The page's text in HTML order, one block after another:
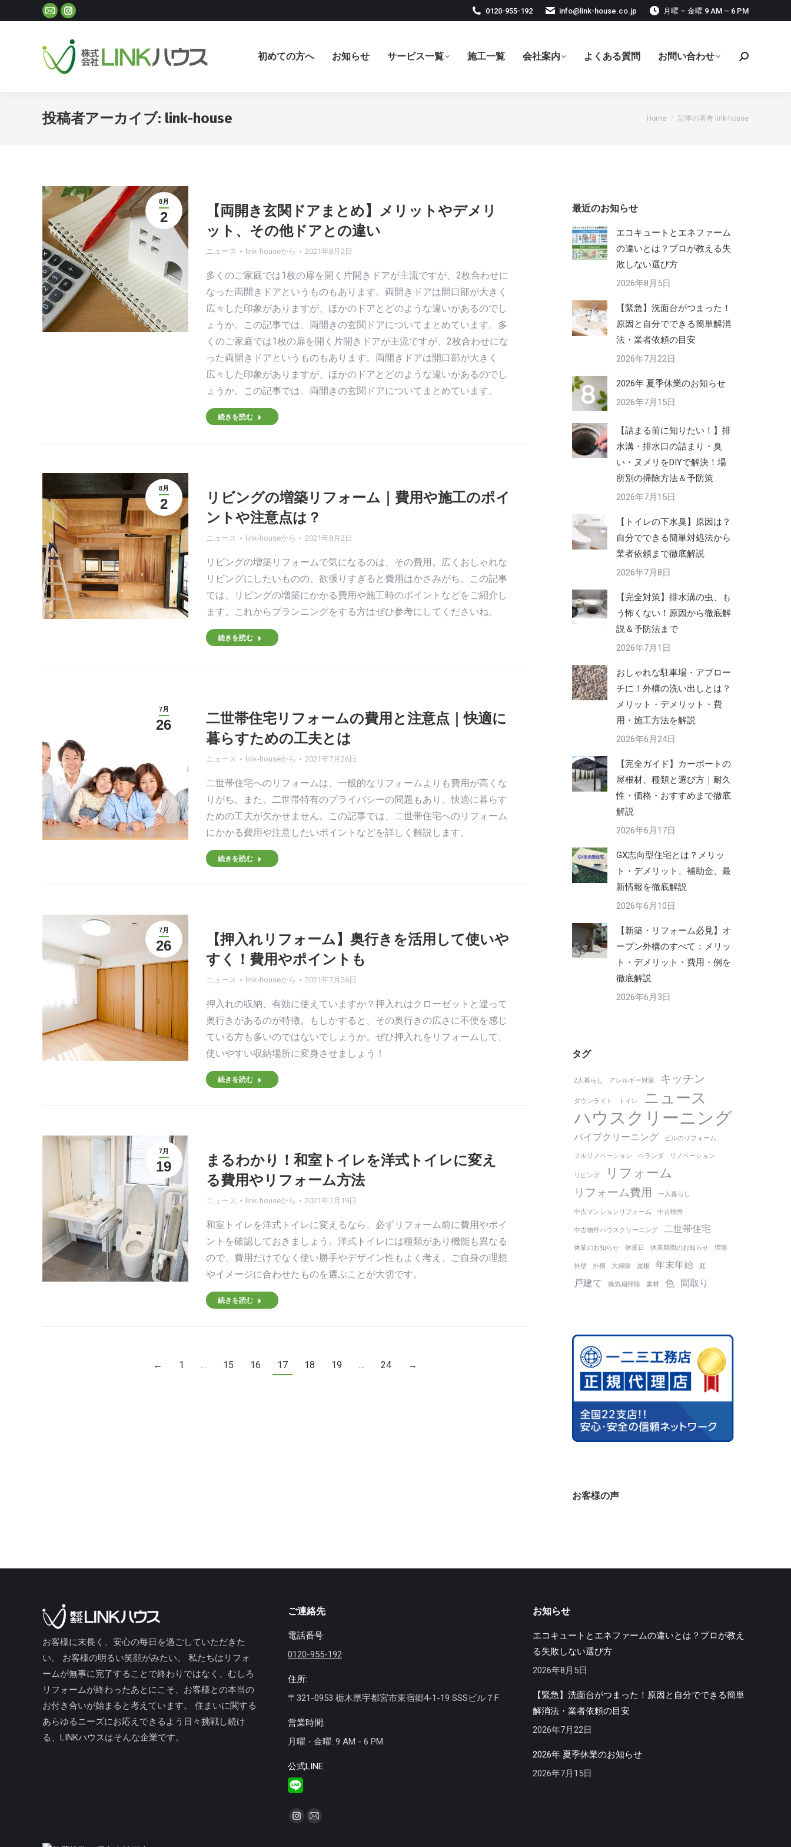
Mail
ジ
し
い
ド
で
開
き
ま
す
Instagram
ー
ジ
し
い
ド
ウ
開
き
ま
す
0120-955-192 info@link-house.co.jp 月曜 – 金曜 9 AM – 6 PM
初めての方へ お知らせ サービス一覧 施工一覧 会社案内 よくある質問 お問い合わせ
検
投稿者アーカイブ: link-house 現在地:
Home 記事の著者 link-house
8月
2
【両開き玄関ドアまとめ】メリットやデメリ
ット、その他ドアとの違い
ニュース link-houseから 2021年8月2日
多くのご家庭では1枚の扉を開く片開きドアが主流ですが、2枚合わせに
なった両開きドアというものもあります。両開きドアは開口部が大きく
広々した印象がありますが、ほかのドアとどのような違いがあるのでし
ょうか。この記事では、両開きの玄関ドアについてまとめています。多
くのご家庭では1枚の扉を開く片開きドアが主流ですが、2枚合わせにな
った両開きドアというものもあります。両開きドアは開口部が大きく
広々した印象がありますが、ほかのドアとどのような違いがあるのでし
ょうか。この記事では、両開きの玄関ドアについてまとめています。
続きを読む
8月
2
リビングの増築リフォーム｜費用や施工のポイ
ントや注意点は？
ニュース link-houseから 2021年8月2日
リビングの増築リフォームで気になるのは、その費用。広くおしゃれな
リビングにしたいものの、欲張りすぎると費用はかさみがち。この記事
では、リビングの増築にかかる費用や施工時のポイントなどをご紹介し
ます。これからプランニングをする方はぜひ参考にしてくださいね。
続きを読む
7月
26
二世帯住宅リフォームの費用と注意点｜快適に
暮らすための工夫とは
ニュース link-houseから 2021年7月26日
二世帯住宅へのリフォームは、一般的なリフォームよりも費用が高くな
りがち。また、二世帯特有のプライバシーの問題もあり、快適に暮らす
ための工夫が欠かせません。この記事では、二世帯住宅へのリフォーム
にかかる費用や注意したいポイントなどを詳しく解説します。
続きを読む
7月
26
【押入れリフォーム】奥行きを活用して使いや
すく！費用やポイントも
ニュース link-houseから 2021年7月26日
押入れの収納、有効に使えていますか？押入れはクローゼットと違って
奥行きがあるのが特徴。もしかすると、その奥行きの広さに不便を感じ
ている方も多いのではないでしょうか。ぜひ押入れをリフォームして、
使いやすい収納場所に変身させましょう！
続きを読む
7月
19
まるわかり！和室トイレを洋式トイレに変え
る費用やリフォーム方法
ニュース link-houseから 2021年7月19日
和室トイレを洋式トイレに変えるなら、必ずリフォーム前に費用やポイ
ントを確認しておきましょう。洋式トイレには種類があり機能も異なる
ので、費用だけでなく使い勝手やデザイン性もよく考え、ご自身の理想
やイメージに合わせたものを選ぶことが大切です。
続きを読む
← 1 … 15 16 17 18 19 … 24 →
最近のお知らせ
エコキュートとエネファーム
の違いとは？プロが教える失
敗しない選び方
2026年8月5日
【緊急】洗面台がつまった！
原因と自分でできる簡単解消
法・業者依頼の目安
2026年7月22日
2026年 夏季休業のお知らせ
2026年7月15日
【詰まる前に知りたい！】排
水溝・排水口の詰まり・臭
い・ヌメリをDIYで解決！場
所別の掃除方法＆予防策
2026年7月15日
【トイレの下水臭】原因は？
自分でできる簡単対処法から
業者依頼まで徹底解説
2026年7月8日
【完全対策】排水溝の虫、も
う怖くない！原因から徹底解
説＆予防法まで
2026年7月1日
おしゃれな駐車場・アプロー
チに！外構の洗い出しとは？
メリット・デメリット・費
用・施工方法を解説
2026年6月24日
【完全ガイド】カーポートの
屋根材、種類と選び方｜耐久
性・価格・おすすめまで徹底
解説
2026年6月17日
GX志向型住宅とは？メリッ
ト・デメリット、補助金、最
新情報を徹底解説
2026年6月10日
【新築・リフォーム必見】オ
ープン外構のすべて：メリッ
ト・デメリット・費用・例を
徹底解説
2026年6月3日
タグ
2人暮らし アレルギー対策 キッチン
ダウンライト トイレ ニュース
ハウスクリーニング
パイプクリーニング ビルのリフォーム
フルリノベーション ベランダ リノベーション
リビング リフォーム
リフォーム費用 一人暮らし
中古マンションリフォーム 中古物件
中古物件ハウスクリーニング 二世帯住宅
休業のお知らせ 休業日 休業期間のお知らせ 増築
外壁 外構 大掃除 屋根 年末年始 庭
戸建て 換気扇掃除 素材 色 間取り
お客様の声
お客様に末長く、安心の毎日を過ごしていただきた
い。 お客様の明るい笑顔がみたい。 私たちはリフォ
ームが無事に完了することで終わりではなく、むしろ
リフォームが終わったあとにこそ、お客様との本当の
お付き合いが始まると考えています。 住まいに関する
あらゆるニーズにお応えできるよう日々挑戦し続け
る、LINKハウスはそんな企業です。
ご連絡先
電話番号:
0120-955-192
住所:
〒321-0953 栃木県宇都宮市東宿郷4-1-19 SSSビル７F
営業時間:
月曜 - 金曜: 9 AM - 6 PM
公式LINE
私達を見つけてください：
Instagram
Mail
お知らせ
エコキュートとエネファームの違いとは？プロが教え
る失敗しない選び方
2026年8月5日
【緊急】洗面台がつまった！原因と自分でできる簡単
解消法・業者依頼の目安
2026年7月22日
2026年 夏季休業のお知らせ
2026年7月15日